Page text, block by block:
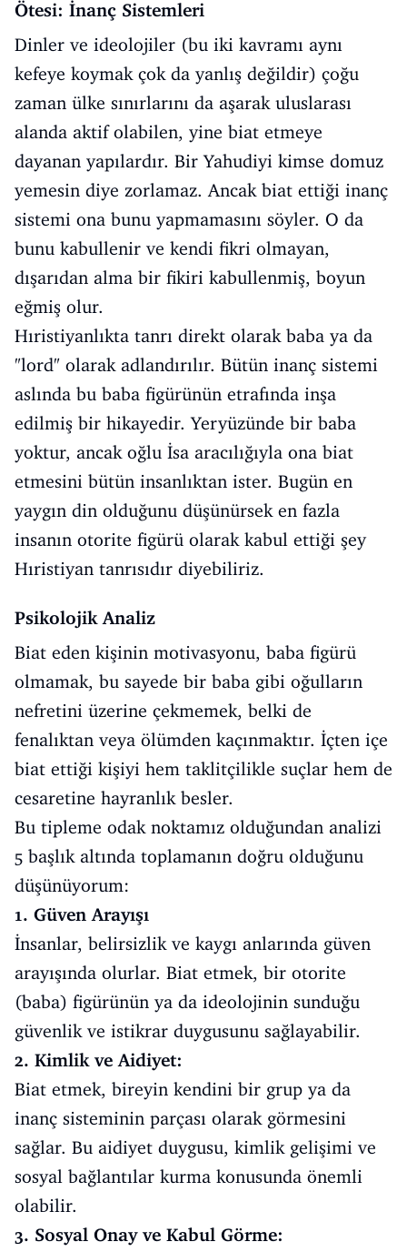
Ötesi: İnanç Sistemleri
Dinler ve ideolojiler (bu iki kavramı aynı
kefeye koymak çok da yanlış değildir) çoğu
zaman ülke sınırlarını da aşarak uluslarası
alanda aktif olabilen, yine biat etmeye
dayanan yapılardır. Bir Yahudiyi kimse domuz
yemesin diye zorlamaz. Ancak biat ettiği inanç
sistemi ona bunu yapmamasını söyler. O da
bunu kabullenir ve kendi fikri olmayan,
dışarıdan alma bir fikiri kabullenmiş, boyun
eğmiş olur.
Hıristiyanlıkta tanrı direkt olarak baba ya da
"lord" olarak adlandırılır. Bütün inanç sistemi
aslında bu baba figürünün etrafında inşa
edilmiş bir hikayedir. Yeryüzünde bir baba
yoktur, ancak oğlu İsa aracılığıyla ona biat
etmesini bütün insanlıktan ister. Bugün en
yaygın din olduğunu düşünürsek en fazla
insanın otorite figürü olarak kabul ettiği şey
Hıristiyan tanrısıdır diyebiliriz.
Psikolojik Analiz
Biat eden kişinin motivasyonu, baba figürü
olmamak, bu sayede bir baba gibi oğulların
nefretini üzerine çekmemek, belki de
fenalıktan veya ölümden kaçınmaktır. İçten içe
biat ettiği kişiyi hem taklitçilikle suçlar hem de
cesaretine hayranlık besler.
Bu tipleme odak noktamız olduğundan analizi
5 başlık altında toplamanın doğru olduğunu
düşünüyorum:
1. Güven Arayışı
İnsanlar, belirsizlik ve kaygı anlarında güven
arayışında olurlar. Biat etmek, bir otorite
(baba) figürünün ya da ideolojinin sunduğu
güvenlik ve istikrar duygusunu sağlayabilir.
2. Kimlik ve Aidiyet:
Biat etmek, bireyin kendini bir grup ya da
inanç sisteminin parçası olarak görmesini
sağlar. Bu aidiyet duygusu, kimlik gelişimi ve
sosyal bağlantılar kurma konusunda önemli
olabilir.
3. Sosyal Onay ve Kabul Görme: